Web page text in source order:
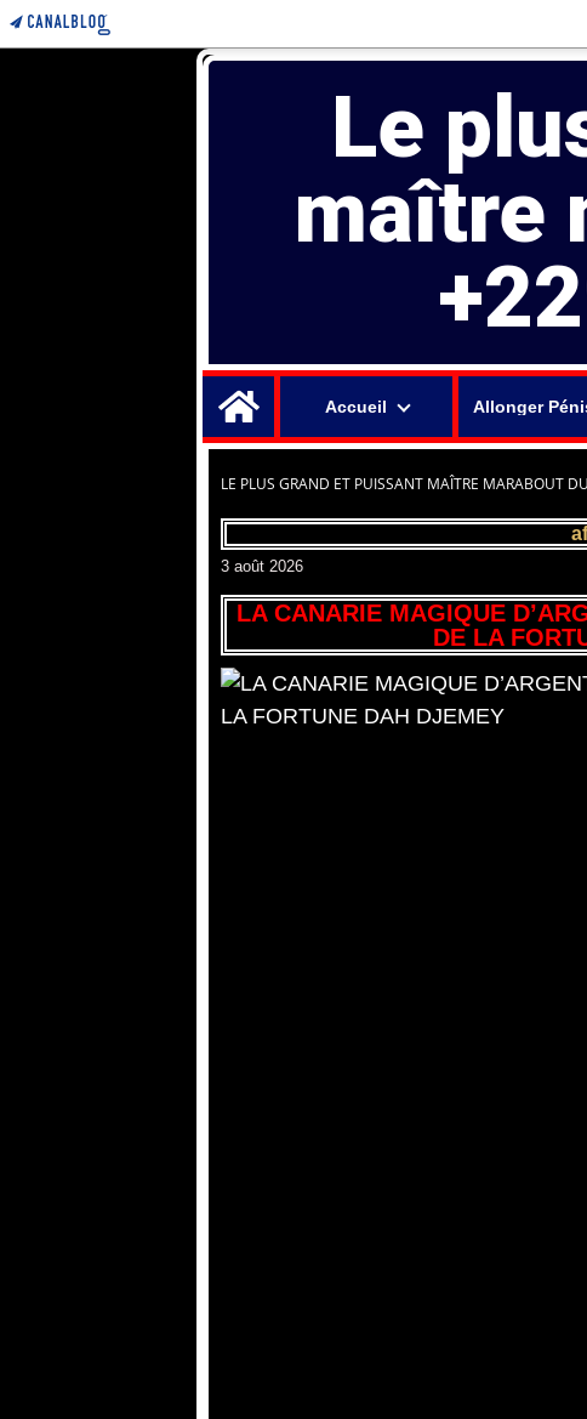
Le
maître
Accueil
Allonger
LE PLUS GRAND ET PUISSANT MAÎTRE MARABOUT
3 août 2026
LA CANARIE MAGIQUE
DE LA